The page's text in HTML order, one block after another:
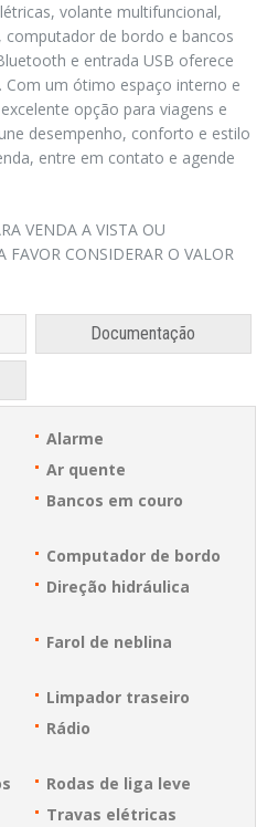
volante multifuncional,
de bordo e bancos
e entrada USB oferece
Com um ótimo espaço interno e
opção para viagens e
desempenho, conforto e estilo
entre em contato e agende
VENDA A VISTA OU
FAVOR CONSIDERAR O VALOR
Documentação
Alarme
Ar quente
Bancos em couro
Computador de bordo
Direção hidráulica
Farol de neblina
Limpador traseiro
Rádio
Rodas de liga leve
Travas elétricas